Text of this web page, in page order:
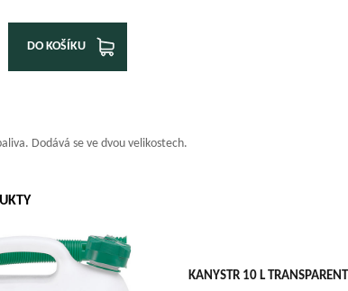
DO KOŠÍKU
Dodává se ve dvou velikostech.
KANYSTR 10 L